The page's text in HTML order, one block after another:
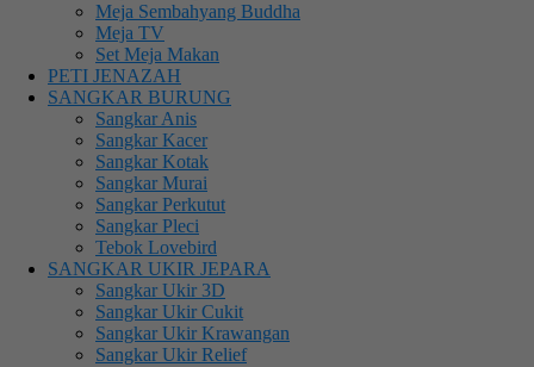
Meja Sembahyang Buddha
Meja TV
Set Meja Makan
PETI JENAZAH
SANGKAR BURUNG
Sangkar Anis
Sangkar Kacer
Sangkar Kotak
Sangkar Murai
Sangkar Perkutut
Sangkar Pleci
Tebok Lovebird
SANGKAR UKIR JEPARA
Sangkar Ukir 3D
Sangkar Ukir Cukit
Sangkar Ukir Krawangan
Sangkar Ukir Relief